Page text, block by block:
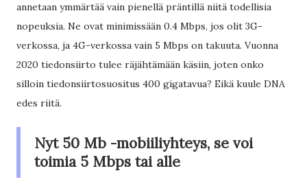
annetaan ymmärtää vain pienellä präntillä niitä todellisia
nopeuksia. Ne ovat minimissään 0.4 Mbps, jos olit 3G-
verkossa, ja 4G-verkossa vain 5 Mbps on takuuta. Vuonna
2020 tiedonsiirto tulee räjähtämään käsiin, joten onko
silloin tiedonsiirtosuositus 400 gigatavua? Eikä kuule DNA
edes riitä.
Nyt 50 Mb -mobiiliyhteys, se voi
toimia 5 Mbps tai alle